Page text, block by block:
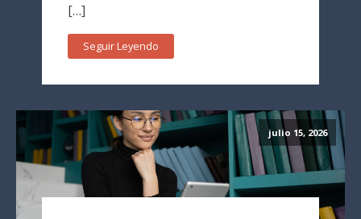
[…]
Seguir Leyendo
julio 15, 2026